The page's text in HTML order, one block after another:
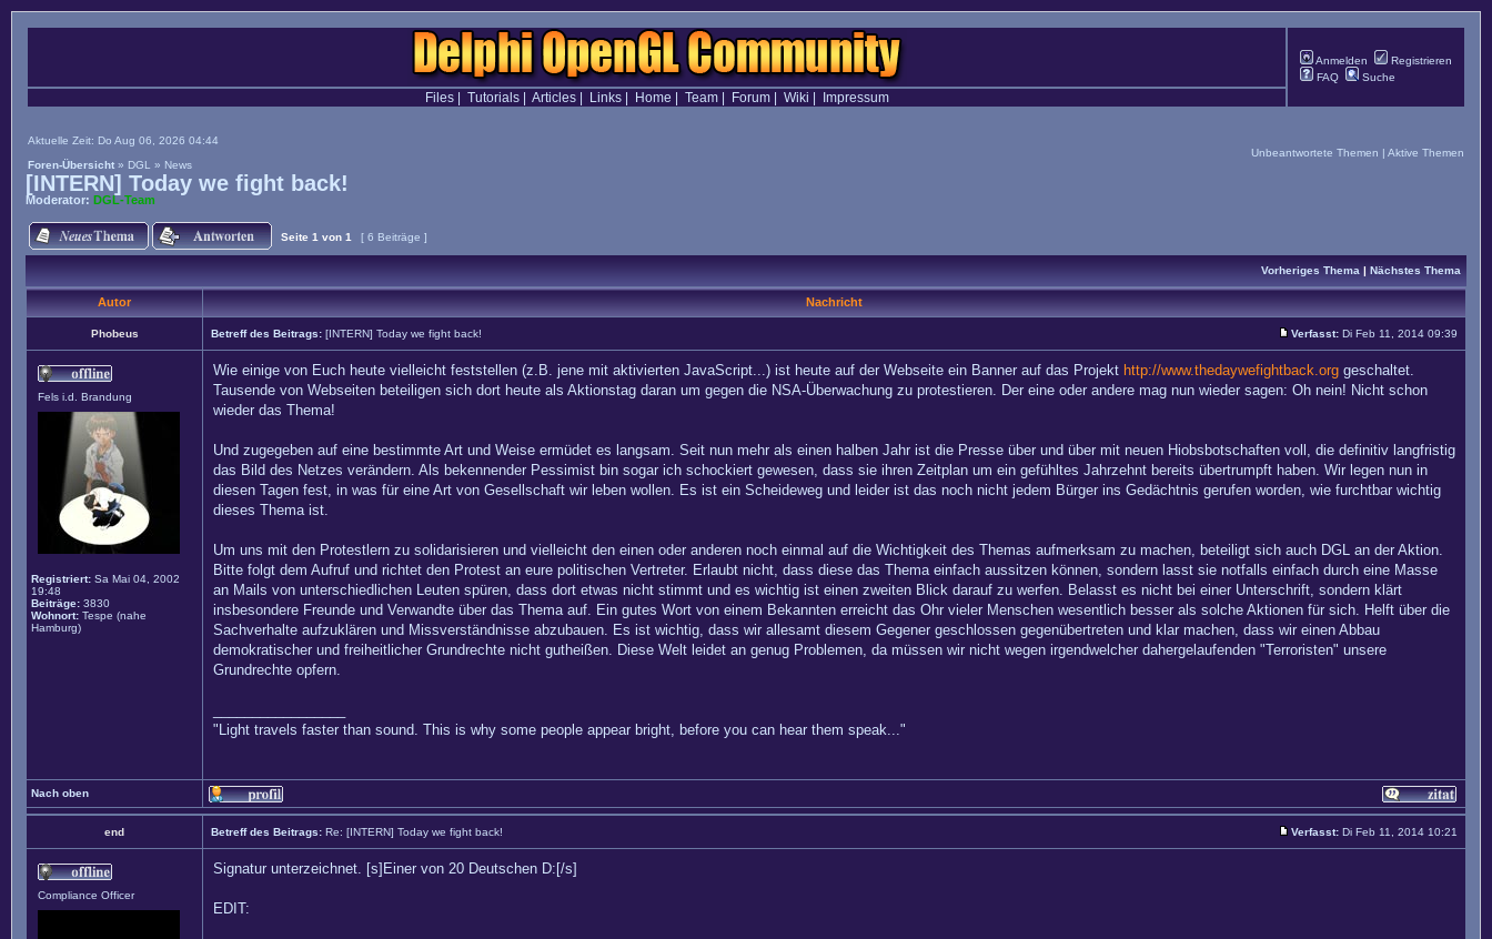
Anmelden
Registrieren
FAQ
Suche
Files| Tutorials| Articles| Links| Home Team| Forum| Wiki Impressum
Aktuelle Zeit: Do Aug 06, 2026 04:44
Foren-Übersicht » DGL » News
Unbeantwortete Themen | Aktive Themen
[INTERN] Today we fight back!
Moderator: DGL-Team
Seite 1 von 1 [ 6 Beiträge ]
Vorheriges Thema | Nächstes Thema
Autor Nachricht
Phobeus Betreff des Beitrags: [INTERN] Today we fight back! Verfasst: Di Feb 11, 2014 09:39
Fels i.d. Brandung
Registriert: Sa Mai 04, 2002
19:48
Beiträge: 3830
Wohnort: Tespe (nahe
Hamburg)
Wie einige von Euch heute vielleicht feststellen (z.B. jene mit aktivierten JavaScript...) ist heute auf der Webseite ein Banner auf das Projekt http://www.thedaywefightback.org geschaltet.
Tausende von Webseiten beteiligen sich dort heute als Aktionstag daran um gegen die NSA-Überwachung zu protestieren. Der eine oder andere mag nun wieder sagen: Oh nein! Nicht schon
wieder das Thema!
Und zugegeben auf eine bestimmte Art und Weise ermüdet es langsam. Seit nun mehr als einen halben Jahr ist die Presse über und über mit neuen Hiobsbotschaften voll, die definitiv langfristig
das Bild des Netzes verändern. Als bekennender Pessimist bin sogar ich schockiert gewesen, dass sie ihren Zeitplan um ein gefühltes Jahrzehnt bereits übertrumpft haben. Wir legen nun in
diesen Tagen fest, in was für eine Art von Gesellschaft wir leben wollen. Es ist ein Scheideweg und leider ist das noch nicht jedem Bürger ins Gedächtnis gerufen worden, wie furchtbar wichtig
dieses Thema ist.
Um uns mit den Protestlern zu solidarisieren und vielleicht den einen oder anderen noch einmal auf die Wichtigkeit des Themas aufmerksam zu machen, beteiligt sich auch DGL an der Aktion.
Bitte folgt dem Aufruf und richtet den Protest an eure politischen Vertreter. Erlaubt nicht, dass diese das Thema einfach aussitzen können, sondern lasst sie notfalls einfach durch eine Masse
an Mails von unterschiedlichen Leuten spüren, dass dort etwas nicht stimmt und es wichtig ist einen zweiten Blick darauf zu werfen. Belasst es nicht bei einer Unterschrift, sondern klärt
insbesondere Freunde und Verwandte über das Thema auf. Ein gutes Wort von einem Bekannten erreicht das Ohr vieler Menschen wesentlich besser als solche Aktionen für sich. Helft über die
Sachverhalte aufzuklären und Missverständnisse abzubauen. Es ist wichtig, dass wir allesamt diesem Gegener geschlossen gegenübertreten und klar machen, dass wir einen Abbau
demokratischer und freiheitlicher Grundrechte nicht gutheißen. Diese Welt leidet an genug Problemen, da müssen wir nicht wegen irgendwelcher dahergelaufenden "Terroristen" unsere
Grundrechte opfern.
"Light travels faster than sound. This is why some people appear bright, before you can hear them speak..."
Nach oben
end Betreff des Beitrags: Re: [INTERN] Today we fight back! Verfasst: Di Feb 11, 2014 10:21
Compliance Officer
Signatur unterzeichnet. [s]Einer von 20 Deutschen D:[/s]
EDIT: